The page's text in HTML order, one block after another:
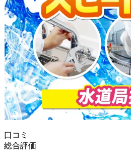
口コミ
総合評価